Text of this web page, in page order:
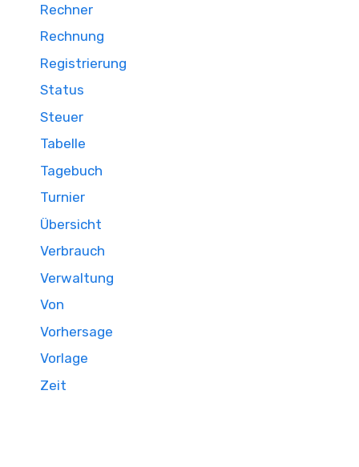
Rechner
Rechnung
Registrierung
Status
Steuer
Tabelle
Tagebuch
Turnier
Übersicht
Verbrauch
Verwaltung
Von
Vorhersage
Vorlage
Zeit